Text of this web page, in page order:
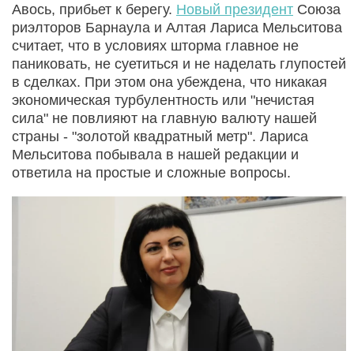
Авось, прибьет к берегу. Новый президент Союза
риэлторов Барнаула и Алтая Лариса Мельситова
считает, что в условиях шторма главное не
паниковать, не суетиться и не наделать глупостей
в сделках. При этом она убеждена, что никакая
экономическая турбулентность или "нечистая
сила" не повлияют на главную валюту нашей
страны - "золотой квадратный метр". Лариса
Мельситова побывала в нашей редакции и
ответила на простые и сложные вопросы.